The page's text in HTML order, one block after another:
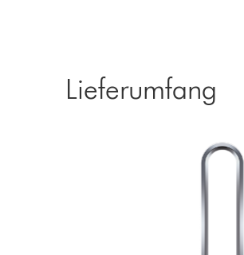
Lieferumfang